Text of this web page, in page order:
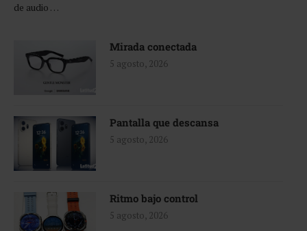
de audio …
Mirada conectada
5 agosto, 2026
Pantalla que descansa
5 agosto, 2026
Ritmo bajo control
5 agosto, 2026